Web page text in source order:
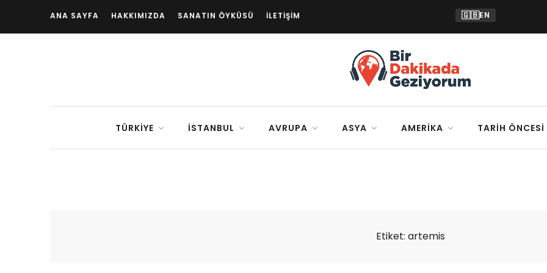
ANA SAYFA HAKKIMIZDA SANATIN ÖYKÜSÜ İLETIŞIM 🇬🇧EN
TÜRKIYE İSTANBUL AVRUPA ASYA AMERIKA TARIH ÖNCESI
Etiket: artemis